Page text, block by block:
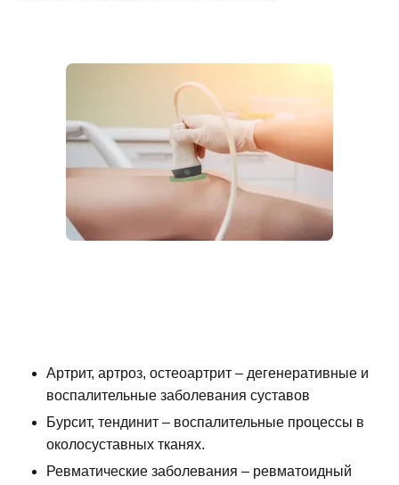
Артрит, артроз, остеоартрит – дегенеративные и
воспалительные заболевания суставов
Бурсит, тендинит – воспалительные процессы в
околосуставных тканях.
Ревматические заболевания – ревматоидный